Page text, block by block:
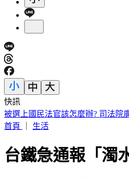
快訊
被選上國民法官該怎麼辦? 司法院
首頁
生活
台鐵急通報「濁